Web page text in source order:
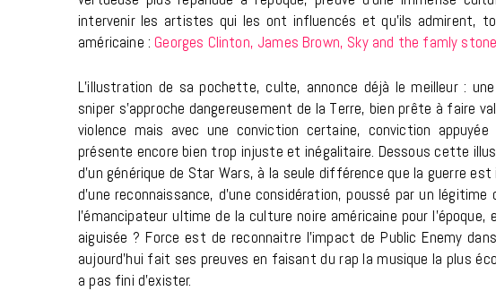
intervenir les artistes qui les ont influencés et qu’ils admirent,
américaine : Georges Clinton, James Brown, Sky and the famly
L’illustration de sa pochette, culte, annonce déjà le meilleur :
sniper s’approche dangereusement de la Terre, bien prête à faire
violence mais avec une conviction certaine, conviction
présente encore bien trop injuste et inégalitaire. Dessous cette
d’un générique de Star Wars, à la seule différence que la guerre
d’une reconnaissance, d’une considération, poussé par un
l’émancipateur ultime de la culture noire américaine pour l’époque,
aiguisée ? Force est de reconnaitre l’impact de Public Enemy
aujourd’hui fait ses preuves en faisant du rap la musique la plus
a pas fini d’exister.